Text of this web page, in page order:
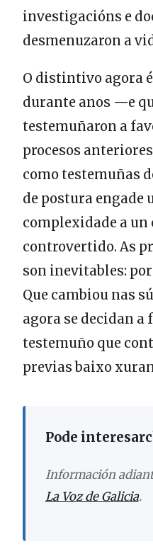
investigacións e
desmenuzaron a
O distintivo agora
durante anos —e
testemuñaron a
procesos
como testemuñas
de postura engade
complexidade a un
controvertido. As
son inevitables:
Que cambiou nas
agora se decidan a
testemuño que
previas baixo
Pode
Información
La Voz de Galicia.